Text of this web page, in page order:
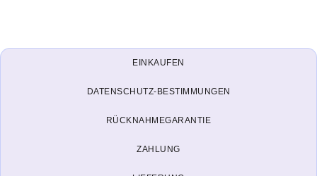
EINKAUFEN
DATENSCHUTZ-BESTIMMUNGEN
RÜCKNAHMEGARANTIE
ZAHLUNG